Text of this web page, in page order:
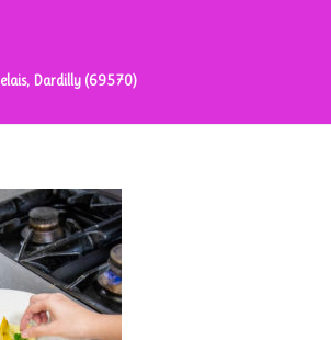
Dardilly (69570)